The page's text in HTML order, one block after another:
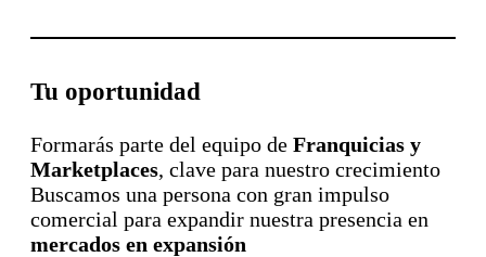
Tu oportunidad
Formarás parte del equipo de Franquicias y
Marketplaces, clave para nuestro crecimiento
Buscamos una persona con gran impulso
comercial para expandir nuestra presencia en
mercados en expansión